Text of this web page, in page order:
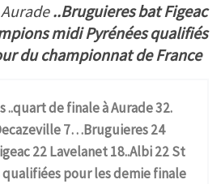
..Bruguieres bat Figeac
midi Pyrénées qualifiés
du championnat de France
..quart de finale à Aurade 32.
7…Bruguieres 24
22 Lavelanet 18..Albi 22 St
pour les demie finale